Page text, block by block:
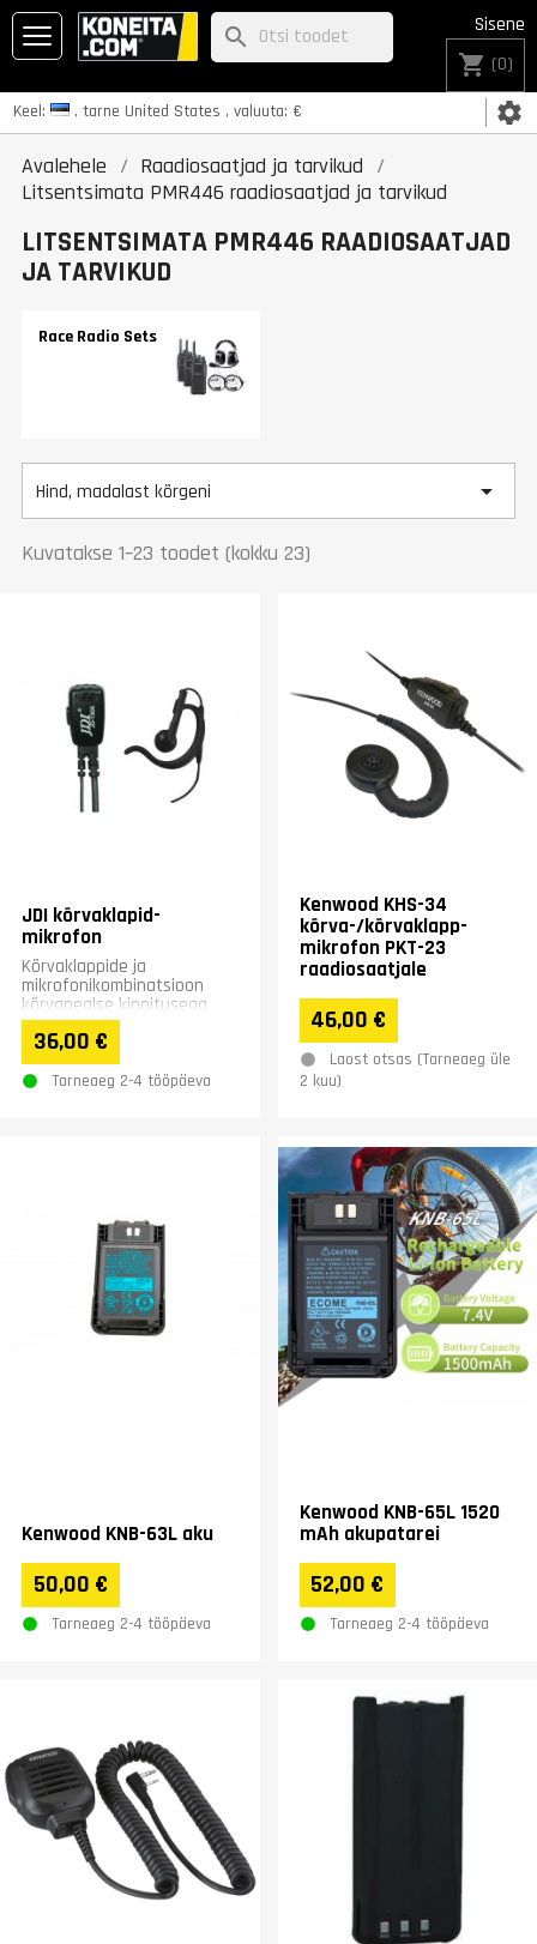
Keel: , tarne United States , valuuta: € settings
Sisene
shopping_cart (0)
search
Avalehele
Raadiosaatjad ja tarvikud
Litsentsimata PMR446 raadiosaatjad ja tarvikud
LITSENTSIMATA PMR446 RAADIOSAATJAD
JA TARVIKUD
Race Radio Sets
Hind, madalast kõrgeni 
Kuvatakse 1–23 toodet (kokku 23)
JDI kõrvaklapid-
mikrofon
Kõrvaklappide ja
mikrofonikombinatsioon
kõrvapealse kinnitusega
36,00 €
Tarneaeg 2-4 tööpäeva
Kenwood KHS-34
kõrva-/kõrvaklapp-
mikrofon PKT-23
raadiosaatjale
46,00 €
Laost otsas (Tarneaeg üle
2 kuu)
Kenwood KNB-63L aku
50,00 €
Tarneaeg 2-4 tööpäeva
Kenwood KNB-65L 1520
mAh akupatarei
52,00 €
Tarneaeg 2-4 tööpäeva